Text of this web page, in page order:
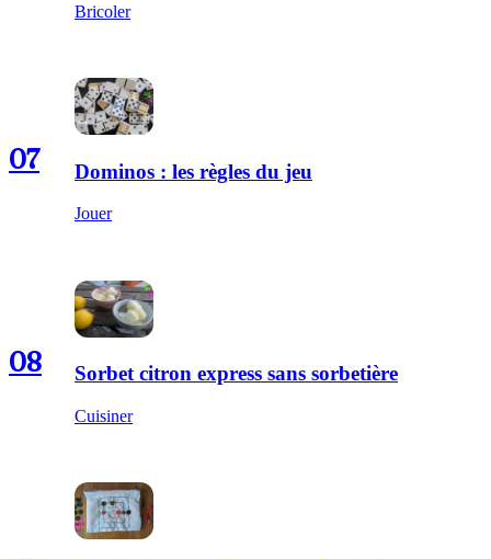
Bricoler
07 Dominos : les règles du jeu
Jouer
08 Sorbet citron express sans sorbetière
Cuisiner